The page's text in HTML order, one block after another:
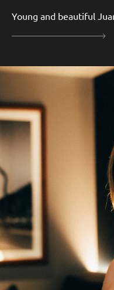
Young and beautiful